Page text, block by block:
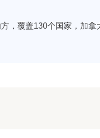
，覆盖130个国家，加拿